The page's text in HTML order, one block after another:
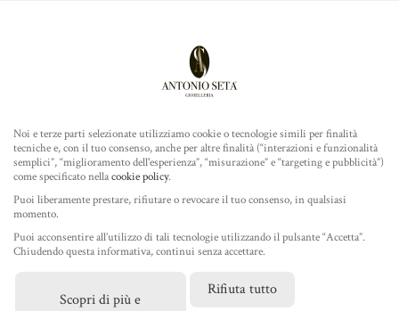
ROLEX
TUDOR
GIOIELLERIA
IL NEGOZIO
BLACK BAY 68
Noi e terze parti selezionate utilizziamo cookie o tecnologie simili per finalità
tecniche e, con il tuo consenso, anche per altre finalità (“interazioni e funzionalità
semplici”, “miglioramento dell'esperienza”, “misurazione” e “targeting e pubblicità”)
come specificato nellacookie policy.
Puoi liberamente prestare, rifiutare o revocare il tuo consenso, in qualsiasi
momento.
Puoi acconsentire all’utilizzo di tali tecnologie utilizzando il pulsante “Accetta”.
Chiudendo questa informativa, continui senza accettare.
Scopri di più e
Rifiuta tutto